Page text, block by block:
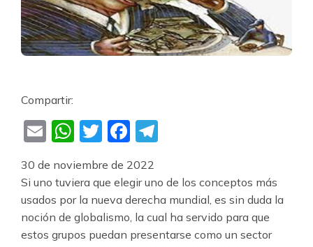
Compartir:
EmailWhatsApp
TwitterFacebook
30 de noviembre de 2022
Si uno tuviera que elegir uno de los conceptos más
usados por la nueva derecha mundial, es sin duda la
noción de globalismo, la cual ha servido para que
estos grupos puedan presentarse como un sector